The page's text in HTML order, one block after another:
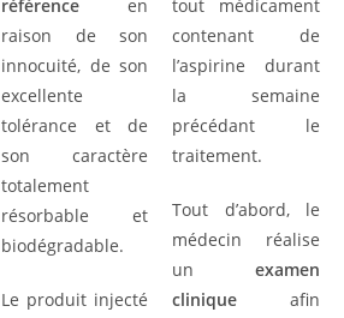
référenceen
raison de son
innocuité, de son
excellente
tolérance et de
son caractère
totalement
résorbable et
biodégradable.
Le produit injecté
tout médicament
contenant de
l’aspirine durant
la semaine
précédant le
traitement.
Tout d’abord, le
médecin réalise
unexamen
clinique afin